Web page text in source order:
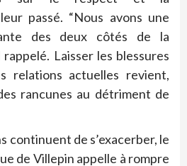
passé. “Nous avons une
des deux côtés de la
Laisser les blessures
relations actuelles revient,
rancunes au détriment de
continuent de s’exacerber, le
de Villepin appelle à rompre